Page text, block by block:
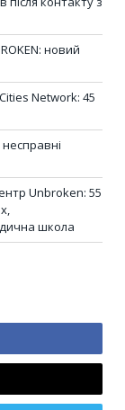
новий
Network: 45
Unbroken: 55
школа